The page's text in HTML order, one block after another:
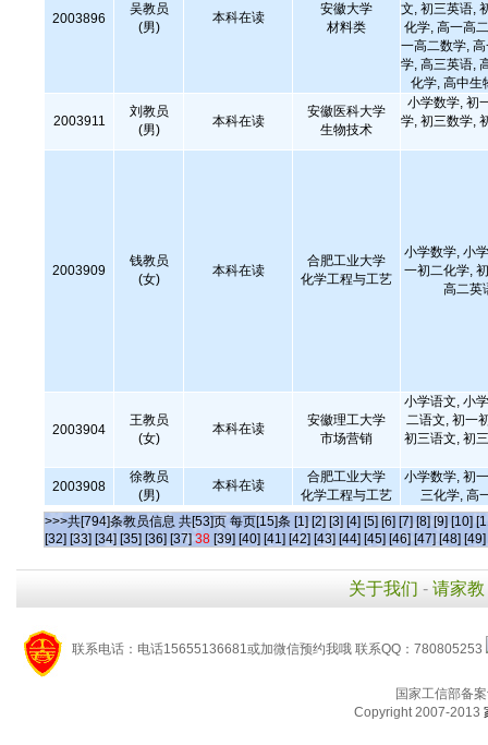
2003896
吴教员
(男)
本科在读
安徽大学
材料类
文, 初三英语,
化学, 高一高
一高二数学,
学, 高三英语,
化学, 高中生
2003911
刘教员
(男)
本科在读
安徽医科大学
生物技术
小学数学, 初
学, 初三数学,
2003909
钱教员
(女)
本科在读
合肥工业大学
化学工程与工艺
小学数学, 小
一初二化学,
高二英
2003904
王教员
(女)
本科在读
安徽理工大学
市场营销
小学语文, 小
二语文, 初一
初三语文, 初
2003908
徐教员
(男)
本科在读
合肥工业大学
化学工程与工艺
小学数学, 初
三化学, 高
>>>共[794]条教员信息 共[53]页 每页[15]条 [1] [2] [3] [4] [5] [6] [7] [8] [9] [10]
[32] [33] [34] [35] [36] [37] 38 [39] [40] [41] [42] [43] [44] [45] [46] [47] [48] [49]
关于我们 - 请家教
联系电话：电话15655136681或加微信预约我哦 联系QQ：780805253
国家工信部备
Copyright 2007-2013